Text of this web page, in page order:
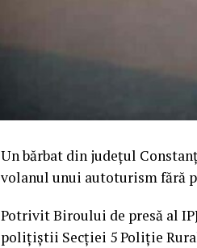
Un bărbat din județul
volanul unui autoturism fără
Potrivit Biroului de presă al
polițiștii Secției 5 Poliție